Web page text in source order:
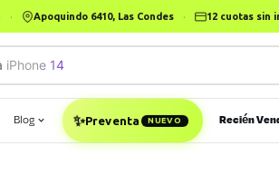
· Apoquindo 6410, Las Condes · 12 cuotas sin
iPhone 14
Blog ✨Preventa NUEVO Recién